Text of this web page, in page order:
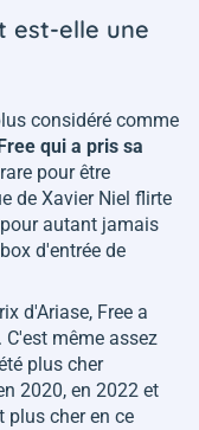
est-elle une
considéré comme
Free qui a pris sa
pour être
de Xavier Niel flirte
autant jamais
d'entrée de
d'Ariase, Free a
C'est même assez
plus cher
2020, en 2022 et
plus cher en ce